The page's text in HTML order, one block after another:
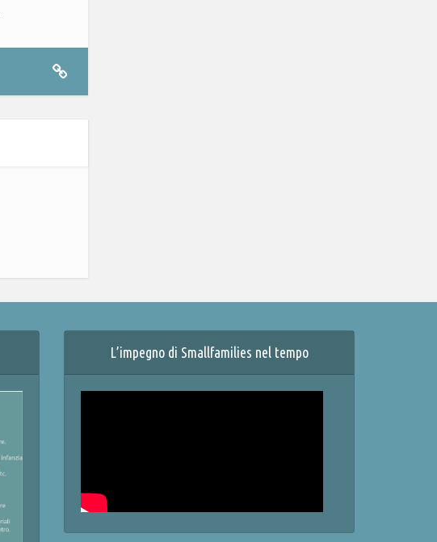
L’impegno di Smallfamilies nel tempo